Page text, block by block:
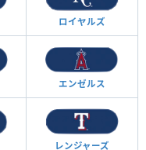
ロイヤルズ
エンゼルス
レンジャーズ